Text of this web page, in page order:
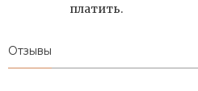
платить.
Отзывы